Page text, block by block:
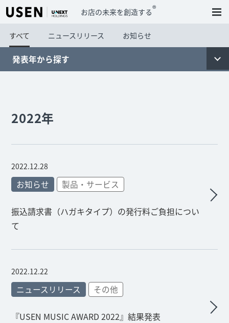
お店の未来を創造する®
すべて ニュースリリース お知らせ
発表年から探す
2022年
2022.12.28
お知らせ 製品・サービス
振込請求書（ハガキタイプ）の発行料ご負担につい
て
2022.12.22
ニュースリリース その他
『USEN MUSIC AWARD 2022』結果発表